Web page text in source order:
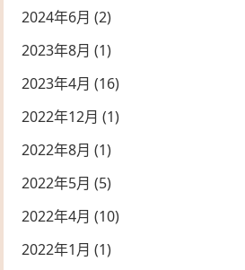
2024年6月 (2)
2023年8月 (1)
2023年4月 (16)
2022年12月 (1)
2022年8月 (1)
2022年5月 (5)
2022年4月 (10)
2022年1月 (1)